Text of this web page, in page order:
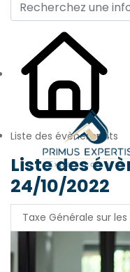
Liste des évènements
Liste des
24/10/2022
Taxe Générale sur